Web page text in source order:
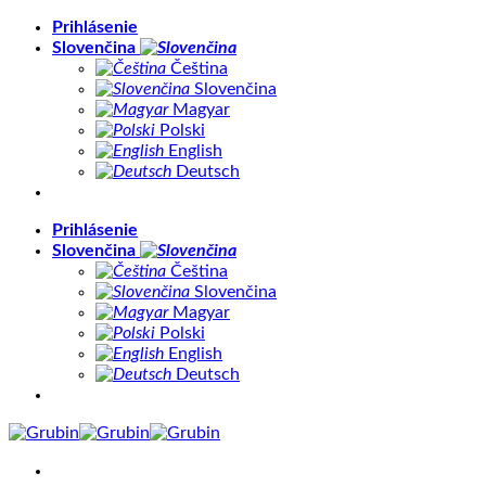
Skip
Prihlásenie
Slovenčina
Čeština
Slovenčina
Magyar
Polski
English
Deutsch
Prihlásenie
Slovenčina
Čeština
Slovenčina
Magyar
Polski
English
Deutsch